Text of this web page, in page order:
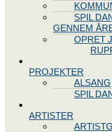
SPIL
GENNEM
OPRET
PROJEKTER
ALSANG
SPIL
ARTISTER